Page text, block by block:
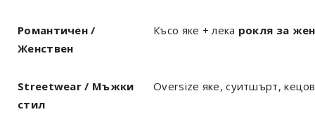
Романтичен /
Женствен
Късо яке + лека рокля за
Streetwear / Мъжки
стил
Oversize яке, суитшърт,